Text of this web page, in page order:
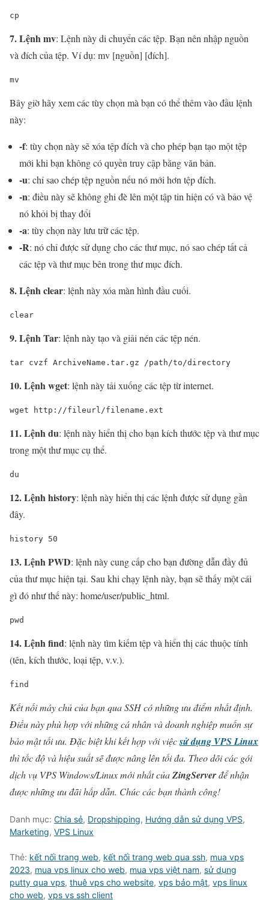
cp
7. Lệnh mv: Lệnh này di chuyển các tệp. Bạn nên nhập nguồn
và đích của tệp. Ví dụ: mv [nguồn] [đích].
mv
Bây giờ hãy xem các tùy chọn mà bạn có thể thêm vào đầu lệnh
này:
-f: tùy chọn này sẽ xóa tệp đích và cho phép bạn tạo một tệp
mới khi bạn không có quyền truy cập bằng văn bản.
-u: chỉ sao chép tệp nguồn nếu nó mới hơn tệp đích.
-n: điều này sẽ không ghi đè lên một tập tin hiện có và bảo vệ
nó khỏi bị thay đổi
-a: tùy chọn này lưu trữ các tệp.
-R: nó chỉ được sử dụng cho các thư mục, nó sao chép tất cả
các tệp và thư mục bên trong thư mục đích.
8. Lệnh clear: lệnh này xóa màn hình đầu cuối.
clear
9. Lệnh Tar: lệnh này tạo và giải nén các tệp nén.
tar cvzf ArchiveName.tar.gz /path/to/directory
10. Lệnh wget: lệnh này tải xuống các tệp từ internet.
wget http://fileurl/filename.ext
11. Lệnh du: lệnh này hiển thị cho bạn kích thước tệp và thư mục
trong một thư mục cụ thể.
du
12. Lệnh history: lệnh này hiển thị các lệnh được sử dụng gần
đây.
history 50
13. Lệnh PWD: lệnh này cung cấp cho bạn đường dẫn đầy đủ
của thư mục hiện tại. Sau khi chạy lệnh này, bạn sẽ thấy một cái
gì đó như thế này: home/user/public_html.
pwd
14. Lệnh find: lệnh này tìm kiếm tệp và hiển thị các thuộc tính
(tên, kích thước, loại tệp, v.v.).
find
Kết nối máy chủ của bạn qua SSH có những ưu điểm nhất định.
Điều này phù hợp với những cá nhân và doanh nghiệp muốn sự
bảo mật tối ưu. Đặc biệt khi kết hợp với việcsử dụng VPS Linux
thì tốc độ và hiệu suất sẽ được nâng lên tối đa. Theo dõi các gói
dịch vụ VPS Windows/Linux mới nhất củaZingServerđể nhận
được những ưu đãi hấp dẫn. Chúc các bạn thành công!
Danh mục: Chia sẻ, Dropshipping, Hướng dẫn sử dụng VPS,
Marketing, VPS Linux
Thẻ: kết nối trang web, kết nối trang web qua ssh, mua vps
2023, mua vps linux cho web, mua vps việt nam, sử dụng
putty qua vps, thuê vps cho website, vps bảo mật, vps linux
cho web, vps vs ssh client